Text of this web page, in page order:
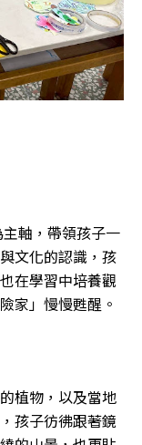
軸，帶領孩子一
文化的認識，孩
在學習中培養觀
家」慢慢甦醒。
植物，以及當地
孩子彷彿跟著鏡